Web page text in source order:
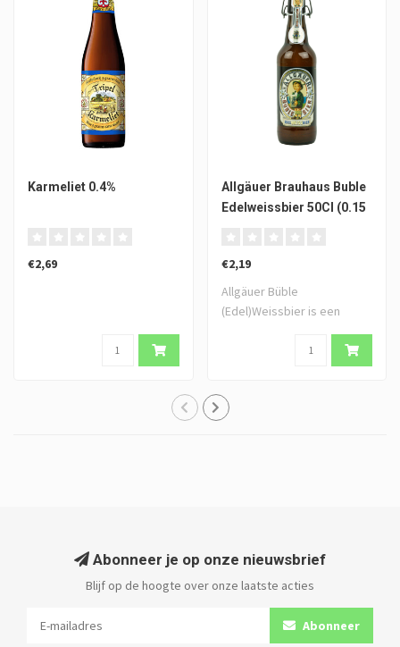
Karmeliet 0.4%
€2,69
Allgäuer Brauhaus Buble
Edelweissbier 50Cl (0.15
€2,19
Allgäuer Büble
(Edel)Weissbier is een
perfect gebalanceerd b..
Abonneer je op onze nieuwsbrief
Blijf op de hoogte over onze laatste acties
Abonneer